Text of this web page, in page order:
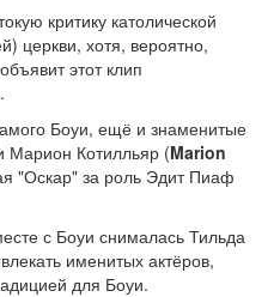
критику католической
церкви, хотя, вероятно,
этот клип
Боуи, ещё и знаменитые
Марион Котилльяр (Marion
"Оскар" за роль Эдит Пиаф
с Боуи снималась Тильда
именитых актёров,
для Боуи.